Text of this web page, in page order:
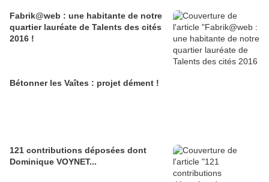
Fabrik@web : une habitante de notre
quartier lauréate de Talents des cités
2016 !
Bétonner les Vaîtes : projet dément !
121 contributions déposées dont
Dominique VOYNET...